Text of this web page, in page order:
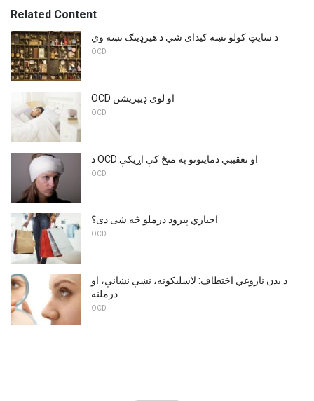
Related Content
د سایټ کولو نښه کیدای شي د هیرډینګ نښه وي
OCD
OCD او لوی ډیپریشن
OCD
د OCD او تعقیبي دماینونو په منځ کې اړیکې
OCD
اجباري پیرود درملو څه شی دی؟
OCD
د بدن ناروغي اختطاف: لاسلیکونه، نښې نښانې، او
درملنه
OCD